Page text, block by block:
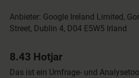
Anbieter: Google Ireland Limited,
Street, Dublin 4, D04 E5W5 Irland
8.43 Hotjar
Das ist ein Umfrage- und